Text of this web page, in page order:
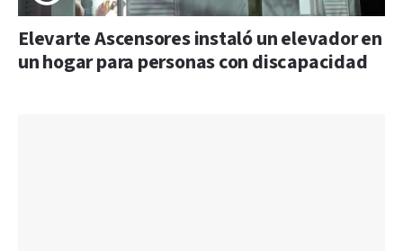
Elevarte Ascensores instaló un elevador en
un hogar para personas con discapacidad